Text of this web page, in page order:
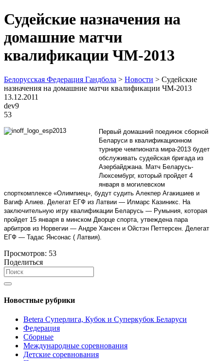
Судейские назначения на
домашние матчи
квалификации ЧМ-2013
Белорусская Федерация Гандбола > Новости > Судейские
назначения на домашние матчи квалификации ЧМ-2013
13.12.2011
dev9
53
Первый домашний поединок сборной
Беларуси в квалификационном
турнире чемпионата мира-2013 будет
обслуживать судейская бригада из
Азербайджана. Матч Беларусь-
Люксембург, который пройдет 4
января в могилевском
спорткомплексе «Олимпиец», будут судить Алекпер Агакишиев и
Вагиф Алиев. Делегат ЕГФ из Латвии — Илмарс Казиникс. На
заключительную игру квалификации Беларусь — Румыния, которая
пройдет 15 января в минском Дворце спорта, утвеждена пара
арбитров из Норвегии — Андре Хансен и Ойстэн Петтерсен. Делегат
ЕГФ — Тадас Янсонас ( Латвия).
Просмотров: 53
Поделиться
Новостные рубрики
Betera Суперлига, Кубок и Суперкубок Беларуси
Федерация
Сборные
Международные соревнования
Детские соревнования